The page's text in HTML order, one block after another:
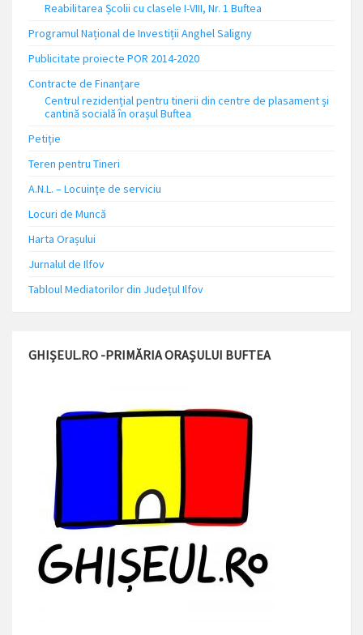
Reabilitarea Școlii cu clasele I-VIII, Nr. 1 Buftea
Programul Național de Investiții Anghel Saligny
Publicitate proiecte POR 2014-2020
Contracte de Finanțare
Centrul rezidențial pentru tinerii din centre de plasament și
cantină socială în orașul Buftea
Petiție
Teren pentru Tineri
A.N.L. – Locuinţe de serviciu
Locuri de Muncă
Harta Orașului
Jurnalul de Ilfov
Tabloul Mediatorilor din Județul Ilfov
GHIȘEUL.RO -PRIMĂRIA ORAȘULUI BUFTEA